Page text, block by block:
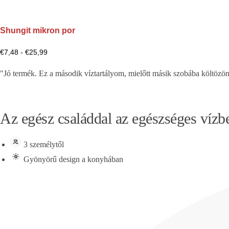
Shungit mikron por
€7,48 - €25,99
"Jó termék. Ez a második víztartályom, mielőtt másik szobába
Az egész családdal az egészséges
3 személytől
Gyönyörű design a konyhában